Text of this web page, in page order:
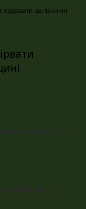
залізничні